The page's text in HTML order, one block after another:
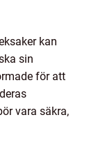
kan
sin
för att
vara säkra,